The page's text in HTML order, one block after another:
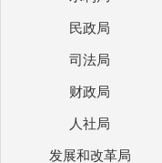
民政局
司法局
财政局
人社局
发展和改革局